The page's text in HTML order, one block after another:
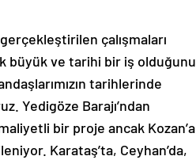
çalışmaları
büyük ve tarihi bir iş olduğunu
tarihlerinde
Yedigöze Barajı’ndan
bir proje ancak Kozan’a
Karataş’ta, Ceyhan’da,